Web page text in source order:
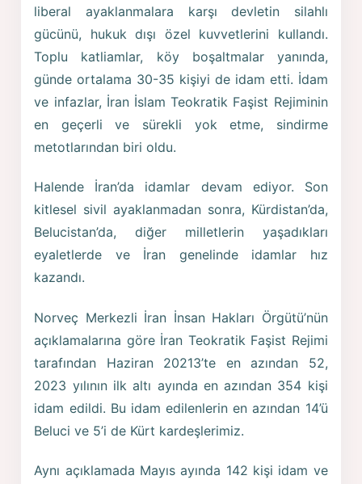
liberal ayaklanmalara karşı devletin silahlı
gücünü, hukuk dışı özel kuvvetlerini kullandı.
Toplu katliamlar, köy boşaltmalar yanında,
günde ortalama 30-35 kişiyi de idam etti. İdam
ve infazlar, İran İslam Teokratik Faşist Rejiminin
en geçerli ve sürekli yok etme, sindirme
metotlarından biri oldu.
Halende İran’da idamlar devam ediyor. Son
kitlesel sivil ayaklanmadan sonra, Kürdistan’da,
Belucistan’da, diğer milletlerin yaşadıkları
eyaletlerde ve İran genelinde idamlar hız
kazandı.
Norveç Merkezli İran İnsan Hakları Örgütü’nün
açıklamalarına göre İran Teokratik Faşist Rejimi
tarafından Haziran 20213’te en azından 52,
2023 yılının ilk altı ayında en azından 354 kişi
idam edildi. Bu idam edilenlerin en azından 14’ü
Beluci ve 5’i de Kürt kardeşlerimiz.
Aynı açıklamada Mayıs ayında 142 kişi idam ve